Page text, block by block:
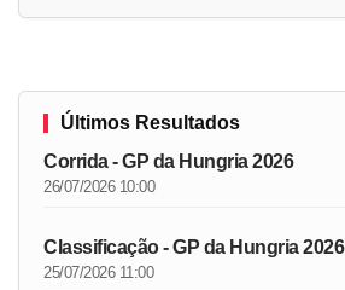
Últimos Resultados
Corrida - GP da Hungria 2026
26/07/2026 10:00
Classificação - GP da Hungria 2026
25/07/2026 11:00